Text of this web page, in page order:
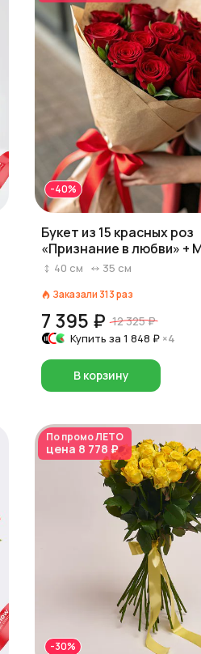
-40%
Букет из 15 красных роз
«Признание в любви» +
40 см 35 см
Заказали 313раз
7 395 ₽ 12 325 ₽
Купить за 1 848 ₽ ×4
В корзину
По промоЛЕТО
цена 8 778 ₽
-30%